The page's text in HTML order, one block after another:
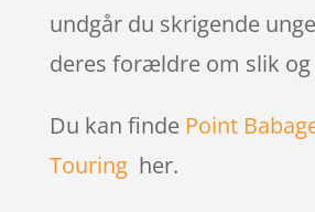
undgår du skrigende
deres forældre om slik og
Du kan finde Point
Touringher.